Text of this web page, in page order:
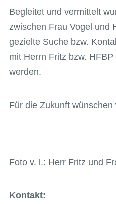
Begleitet und vermittelt
zwischen Frau Vogel und
gezielte Suche bzw.
mit Herrn Fritz bzw.
werden.
Für die Zukunft
Foto v. l.: Herr Fritz und
Kontakt: